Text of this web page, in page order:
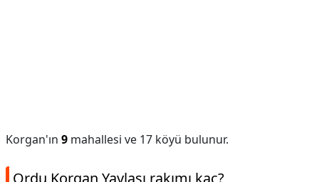
Korgan'ın 9 mahallesi ve 17 köyü bulunur.
Ordu Korgan Yaylası rakımı kaç?